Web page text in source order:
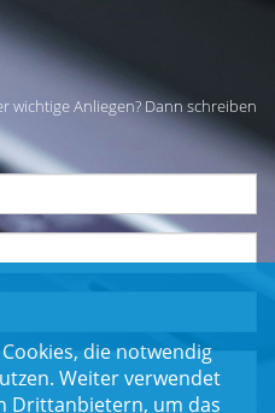
wichtige Anliegen? Dann schreiben
die notwendig
Weiter verwendet
Drittanbietern, um das